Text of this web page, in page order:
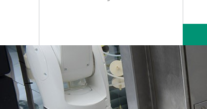
ÜBER UNS
ANGEBOT
BRANCHEN
TECHNOLOGIEN